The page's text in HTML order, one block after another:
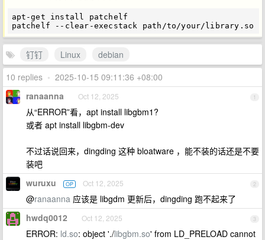
apt-get install patchelf
钉钉 Linux
debian
10 replies • 2025-10-15 09:11:36 +08:00
1
ranaanna Oct 12, 2025
从“ERROR”看，apt install libgbm1?
或者 apt install libgbm-dev
不过话说回来，dingding 这种 bloatware ，能不装的话还是不要
装吧
2
wuruxu OP Oct 12, 2025
@ranaanna 应该是 libgdm 更新后，dingding 跑不起来了
3
hwdq0012 Oct 12, 2025
ERROR: ld.so: object './libgbm.so' from LD_PRELOAD cannot